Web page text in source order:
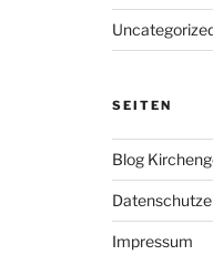
SEITEN
Blog
Impressum